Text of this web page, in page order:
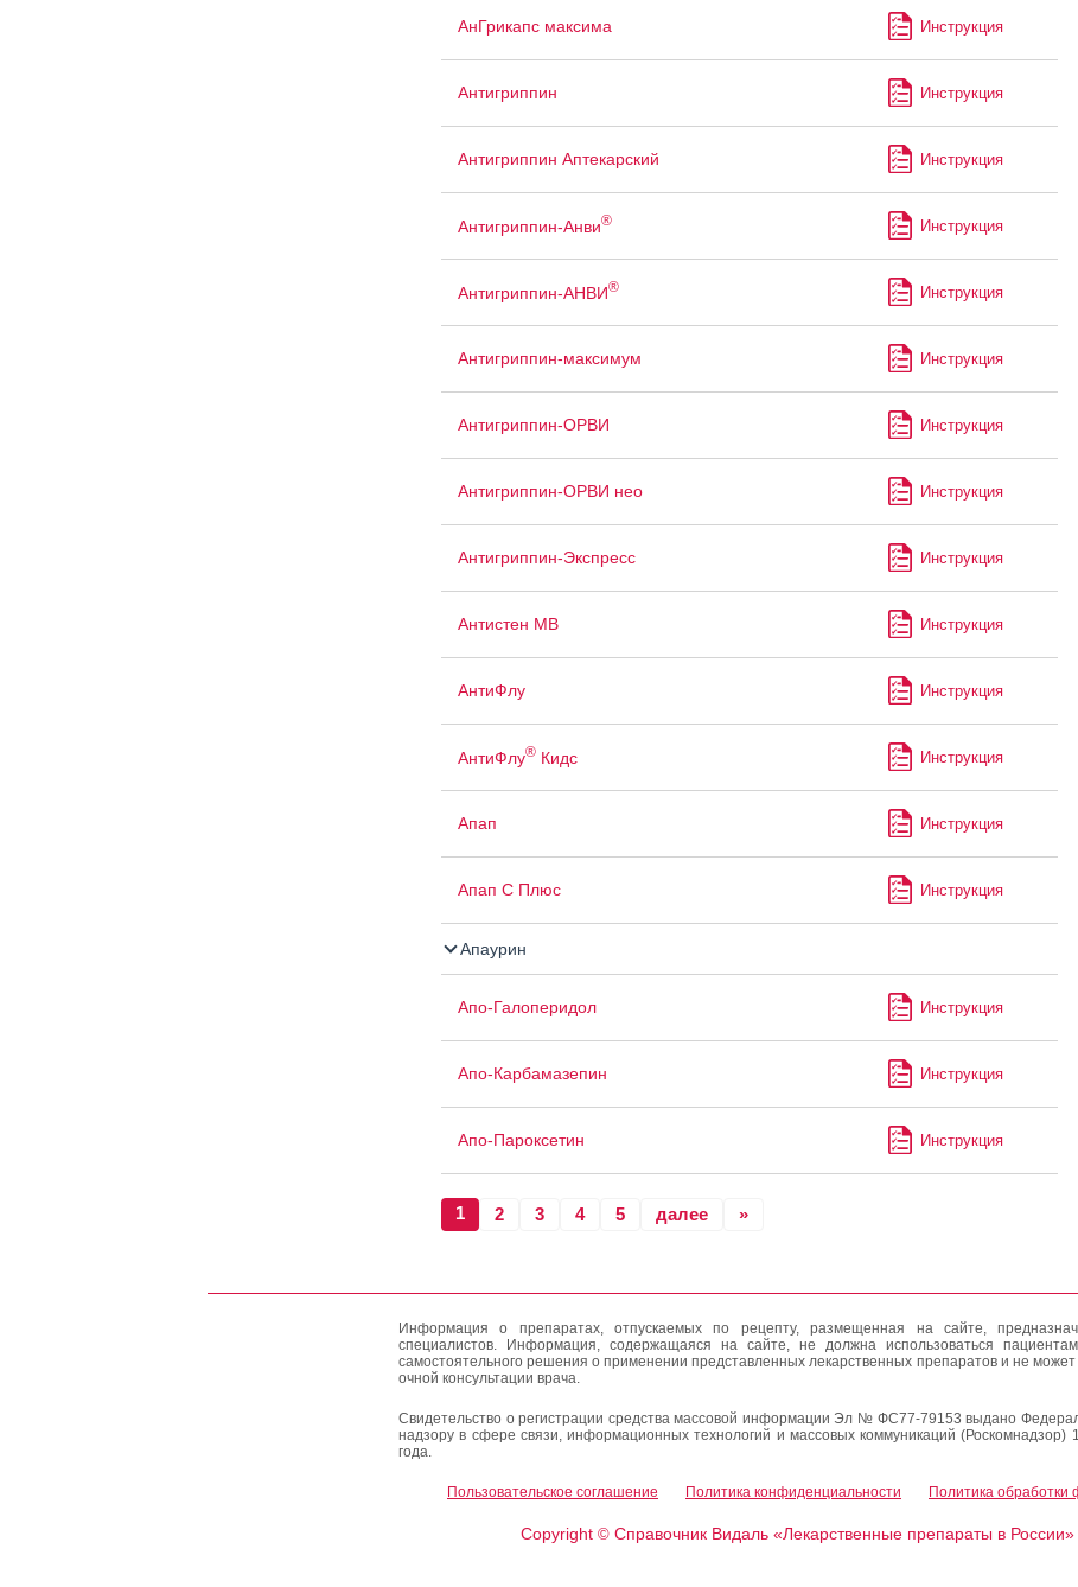
АнГрикапс максима Инструкция
Антигриппин Инструкция
Антигриппин Аптекарский Инструкция
Антигриппин-Анви® Инструкция
Антигриппин-АНВИ® Инструкция
Антигриппин-максимум Инструкция
Антигриппин-ОРВИ Инструкция
Антигриппин-ОРВИ нео Инструкция
Антигриппин-Экспресс Инструкция
Антистен МВ Инструкция
АнтиФлу Инструкция
АнтиФлу®Кидс Инструкция
Апап Инструкция
Апап С Плюс Инструкция
Апаурин
Апо-Галоперидол Инструкция
Апо-Карбамазепин Инструкция
Апо-Пароксетин Инструкция
1 2 3 4 5 далее »
Информация о препаратах, отпускаемых по рецепту, размещенная на сайте,
специалистов. Информация, содержащаяся на сайте, не должна использоваться
самостоятельного решения о применении представленных лекарственных препаратов и не
очной консультации врача.
Свидетельство о регистрации средства массовой информации Эл № ФС77-79153 выдано
надзору в сфере связи, информационных технологий и массовых коммуникаций (Роскомнадзор)
года.
Пользовательское соглашение Политика конфиденциальности Политика обработки
Copyright ©Справочник Видаль «Лекарственные препараты в России»